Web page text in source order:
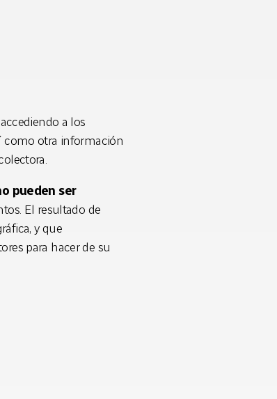
a los
como otra información
pueden ser
El resultado de
y que
para hacer de su